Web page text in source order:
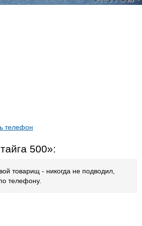
телефон
500»:
товарищ - никогда не подводил,
телефону.